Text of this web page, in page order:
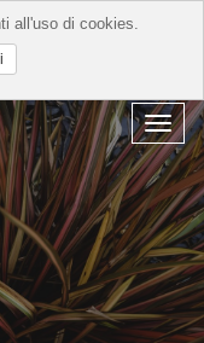
all'uso di cookies.